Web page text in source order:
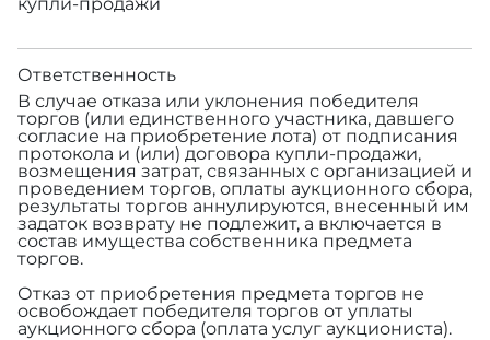
Ответственность
В случае отказа или уклонения победителя
торгов (или единственного участника, давшего
согласие на приобретение лота) от подписания
протокола и (или) договора купли-продажи,
возмещения затрат, связанных с организацией и
проведением торгов, оплаты аукционного сбора,
результаты торгов аннулируются, внесенный им
задаток возврату не подлежит, а включается в
состав имущества собственника предмета
торгов.
Отказ от приобретения предмета торгов не
освобождает победителя торгов от уплаты
аукционного сбора (оплата услуг аукциониста).